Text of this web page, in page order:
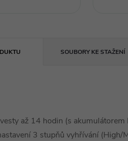
SOUBORY KE STAŽENÍ
až 14 hodin (s
3 stupňů vyhřívání (High/